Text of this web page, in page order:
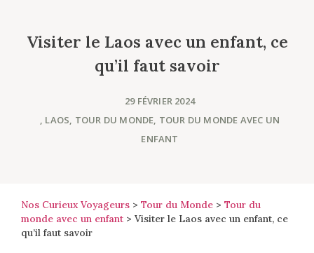
Visiter le Laos avec un enfant, ce
qu’il faut savoir
29 FÉVRIER 2024
, LAOS, TOUR DU MONDE, TOUR DU MONDE AVEC UN
ENFANT
Nos Curieux Voyageurs > Tour du Monde > Tour du
monde avec un enfant > Visiter le Laos avec un enfant, ce
qu’il faut savoir